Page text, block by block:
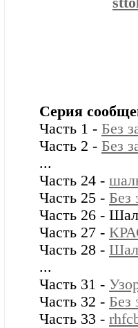
Серия
Часть 1 - Без
Часть 2 - Без
...
Часть 24 -
Часть 25 - Без
Часть 26 -
Часть 27 -
Часть 28 -
...
Часть 31 -
Часть 32 - Без
Часть 33 -